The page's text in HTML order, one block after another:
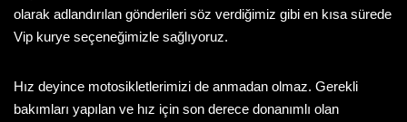
olarak adlandırılan gönderileri söz verdiğimiz gibi en kısa sürede
Vip kurye seçeneğimizle sağlıyoruz.
Hız deyince motosikletlerimizi de anmadan olmaz. Gerekli
bakımları yapılan ve hız için son derece donanımlı olan